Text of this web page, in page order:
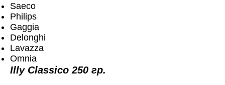
Saeco
Philips
Gaggia
Delonghi
Lavazza
Omnia
Illy Classico 250 гр.